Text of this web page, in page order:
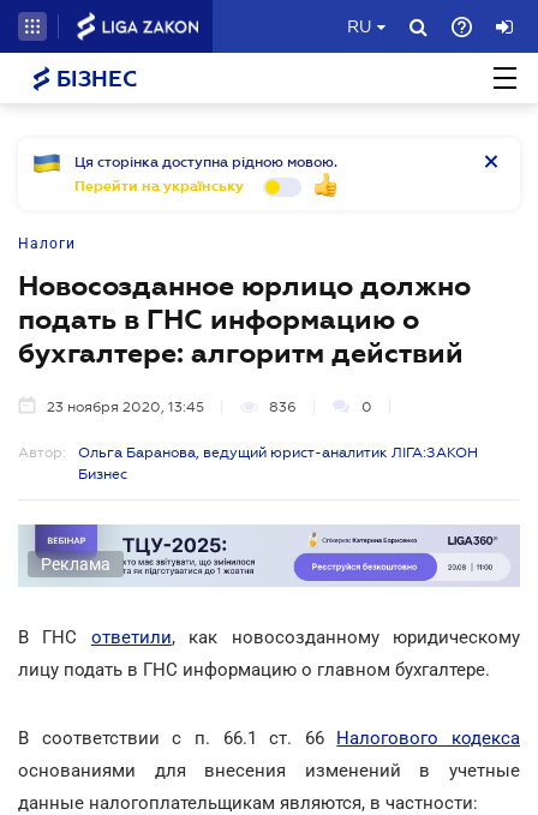
RU
БІЗНЕС
Ця сторінка доступна рідною мовою.
Перейти на українську
Налоги
Новосозданное юрлицо должно
подать в ГНС информацию о
бухгалтере: алгоритм действий
23 ноября 2020, 13:45 836 0
Автор:
Ольга Баранова, ведущий юрист-аналитик ЛІГА:ЗАКОН
Бизнес
Реклама
В ГНС ответили, как новосозданному юридическому
лицу подать в ГНС информацию о главном бухгалтере.
В соответствии с п. 66.1 ст. 66 Налогового кодекса
основаниями для внесения изменений в учетные
данные налогоплательщикам являются, в частности: